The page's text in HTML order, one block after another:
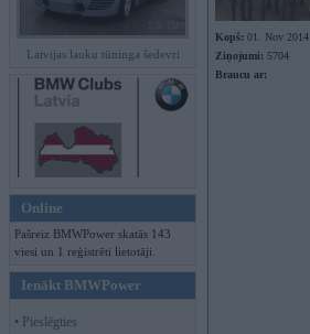
Latvijas lauku tūninga šedevri
Online
Pašreiz BMWPower skatās 143
viesi un 1 reģistrēti lietotāji.
Ienākt BMWPower
• Pieslēgties
Kopš: 01. Nov 2014
Ziņojumi: 5704
Braucu ar: